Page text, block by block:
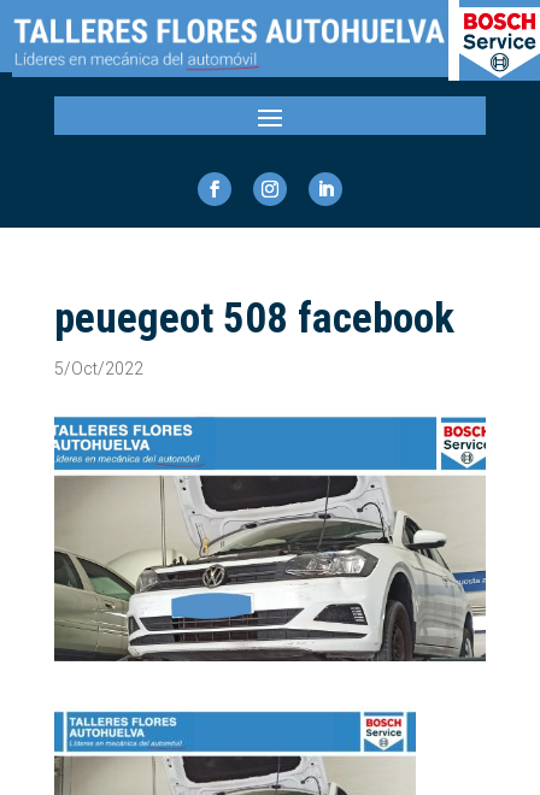
peuegeot 508 facebook
5/Oct/2022